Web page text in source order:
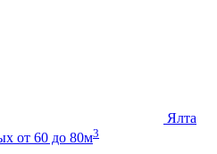
Ялта
от 60 до 80м3